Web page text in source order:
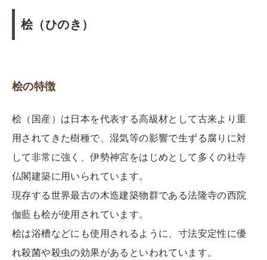
桧（ひのき）
桧の特徴
桧（国産）は日本を代表する高級材として古来より重
用されてきた樹種で、湿気等の影響で生ずる腐りに対
して非常に強く、伊勢神宮をはじめとして多くの社寺
仏閣建築に用いられています。
現存する世界最古の木造建築物群である法隆寺の西院
伽藍も桧が使用されています。
桧は浴槽などにも使用されるように、寸法安定性に優
れ殺菌や殺虫の効果があるといわれています。